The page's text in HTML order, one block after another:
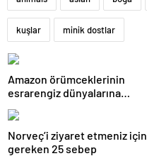
kuşlar minik dostlar
Amazon örümceklerinin
esrarengiz dünyalarına
Norveç’i ziyaret etmeniz için
gereken 25 sebep